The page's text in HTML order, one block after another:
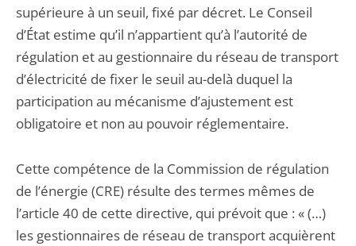
supérieure à un seuil, fixé par décret. Le Conseil
d’État estime qu’il n’appartient qu’à l’autorité de
régulation et au gestionnaire du réseau de transport
d’électricité de fixer le seuil au-delà duquel la
participation au mécanisme d’ajustement est
obligatoire et non au pouvoir réglementaire.
Cette compétence de la Commission de régulation
de l’énergie (CRE) résulte des termes mêmes de
l’article 40 de cette directive, qui prévoit que : « (…)
les gestionnaires de réseau de transport acquièrent